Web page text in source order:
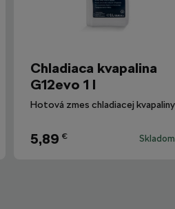
Chladiaca kvapalina
G12evo 1 l
5,89 € Skladom